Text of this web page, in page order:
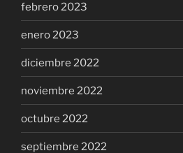
febrero 2023
enero 2023
diciembre 2022
noviembre 2022
octubre 2022
septiembre 2022